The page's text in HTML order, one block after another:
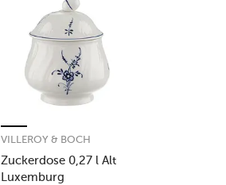
Zuckerdose 0,27 l Alt
Luxemburg
VILLEROY & BOCH